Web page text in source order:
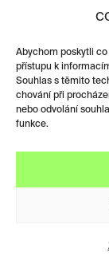
Abychom poskytli
přístupu k
Souhlas s těmito
chování při
nebo odvolání
funkce.